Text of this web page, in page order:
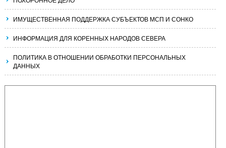
ИМУЩЕСТВЕННАЯ ПОДДЕРЖКА СУБЪЕКТОВ МСП И СОНКО
ИНФОРМАЦИЯ ДЛЯ КОРЕННЫХ НАРОДОВ СЕВЕРА
ПОЛИТИКА В ОТНОШЕНИИ ОБРАБОТКИ ПЕРСОНАЛЬНЫХ
ДАННЫХ